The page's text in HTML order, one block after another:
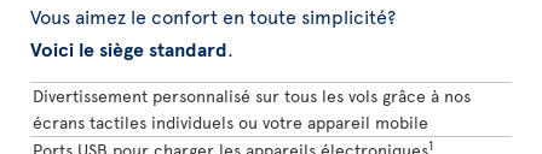
Vous aimez le confort en toute simplicité?
Voici le siège standard.
Divertissement personnalisé sur tous les vols grâce à nos
écrans tactiles individuels ou votre appareil mobile
1